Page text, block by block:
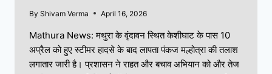
By Shivam Verma April 16, 2026
Mathura News: मथुरा के वृंदावन स्थित केशीघाट के पास 10
अप्रैल को हुए स्टीमर हादसे के बाद लापता पंकज मल्होत्रा की तलाश
लगातार जारी है। प्रशासन ने राहत और बचाव अभियान को और तेज